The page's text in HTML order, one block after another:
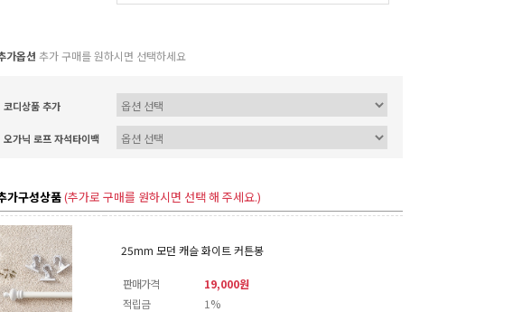
가옵션 추가 구매를 원하시면 선택하세요
코디상품 추가
오가닉 로프 자석타이백
가구성상품(추가로 구매를 원하시면 선택 해 주세요.)
25mm 모던 캐슬 화이트 커튼봉
판매가격
19,000원
적립금
1%